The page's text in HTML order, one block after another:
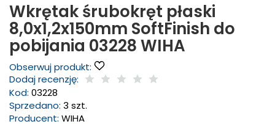
Wkrętak śrubokręt płaski
8,0x1,2x150mm SoftFinish do
pobijania 03228 WIHA
Obserwuj produkt:
Dodaj recenzję:
Kod: 03228
Sprzedano: 3 szt.
Producent: WIHA